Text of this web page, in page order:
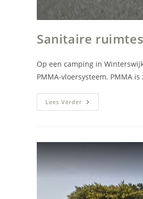
Sanitaire
Op een camping in
PMMA-vloersysteem. PMMA
Lees VerderSanitaire
Ruimtes